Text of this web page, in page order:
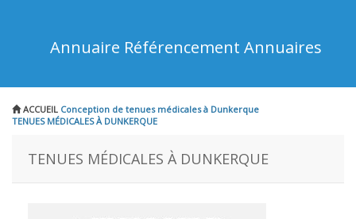
Annuaire Référencement Annuaires
ACCUEIL Conception de tenues médicales à Dunkerque
TENUES MÉDICALES À DUNKERQUE
TENUES MÉDICALES À DUNKERQUE